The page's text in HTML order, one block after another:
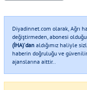
Diyadinnet.com olarak, Ağrı
değiştirmeden, abonesi
(İHA)'dan aldığımız haliyle
haberin doğruluğu ve
ajanslarına aittir..